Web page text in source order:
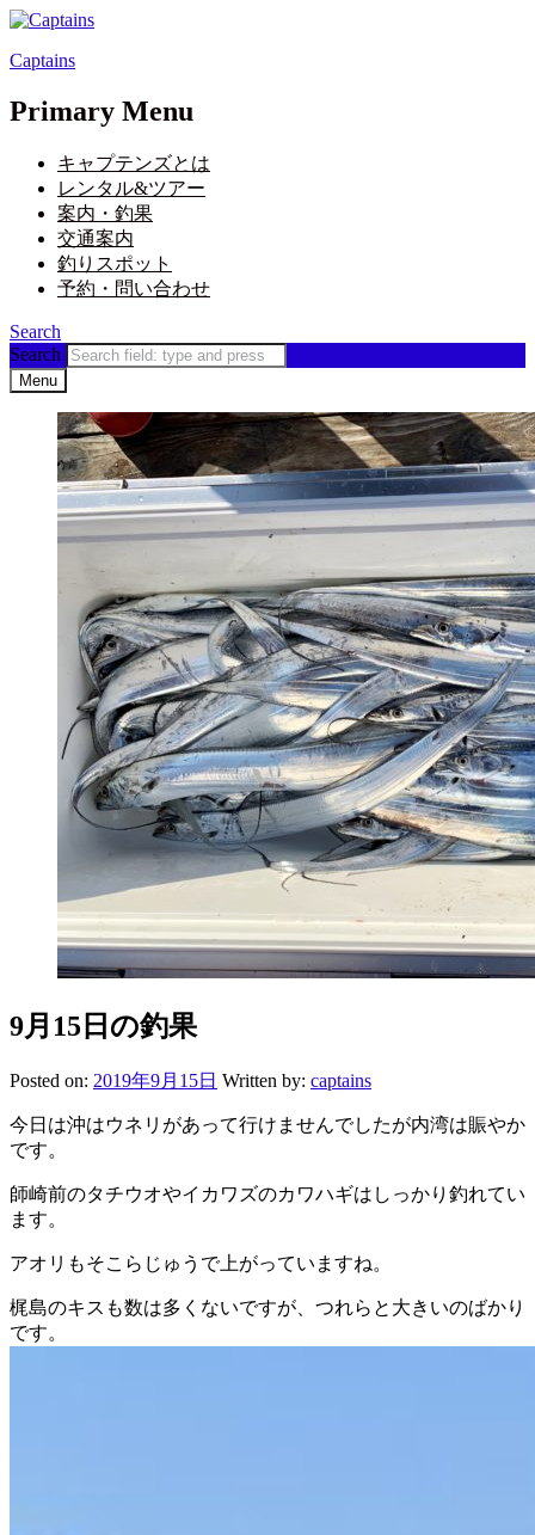
Captains
Primary Menu
キャプテンズとは
レンタル&ツアー
案内・釣果
交通案内
釣りスポット
予約・問い合わせ
Search
Search
Menu
9月15日の釣果
Posted on: 2019年9月15日 Written by: captains
今日は沖はウネリがあって行けませんでしたが内湾は賑やか
です。
師崎前のタチウオやイカワズのカワハギはしっかり釣れてい
ます。
アオリもそこらじゅうで上がっていますね。
梶島のキスも数は多くないですが、つれらと大きいのばかり
です。